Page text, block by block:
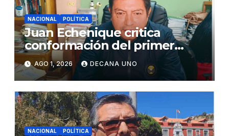
NACIONAL POLÍTICA
Juan Echenique critica
conformación del primer
gabinete ministerial de Keiko
Fujimori
AGO 1, 2026 DECANA UNO
NACIONAL POLÍTICA